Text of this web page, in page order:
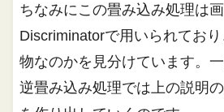
ちなみにこの畳み込み処理は
Discriminatorで用いられてお
物なのかを見分けています。
逆畳み込み処理では上の説明